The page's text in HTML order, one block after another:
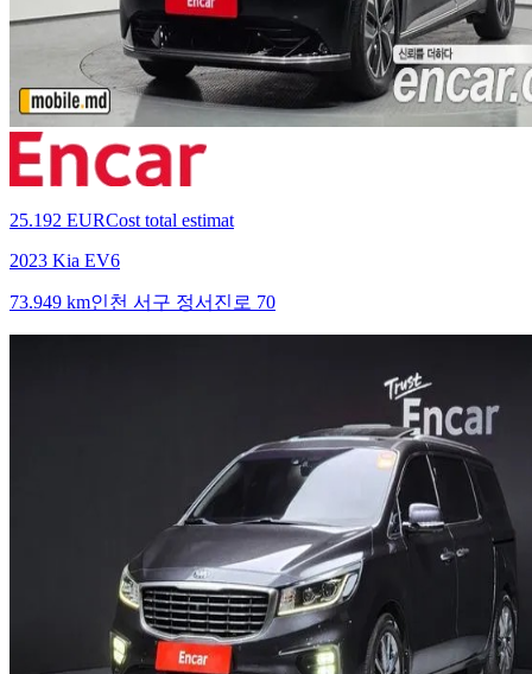
25.192 EURCost total estimat
2023 Kia EV6
73.949 km인천 서구 정서진로 70